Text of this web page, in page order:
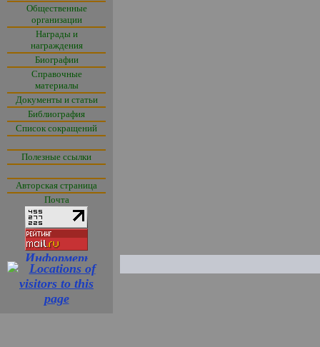
Общественные
организации
Награды и
награждения
Биографии
Справочные
материалы
Документы и статьи
Библиография
Список сокращений
Полезные ссылки
Авторская страница
Почта